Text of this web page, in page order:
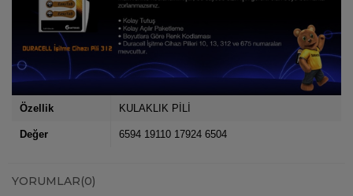
Özellik KULAKLIK PİLİ
Değer 6594 19110 17924 6504
YORUMLAR(0)